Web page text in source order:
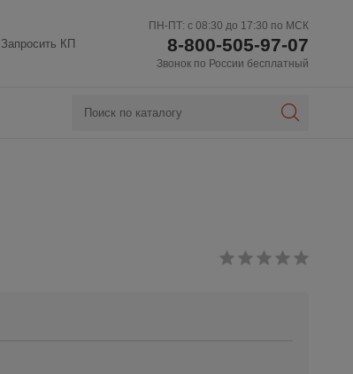
Запросить КП
ПН-ПТ: с 08:30 до 17:30 по МСК
8-800-505-97-07
Звонок по России бесплатный